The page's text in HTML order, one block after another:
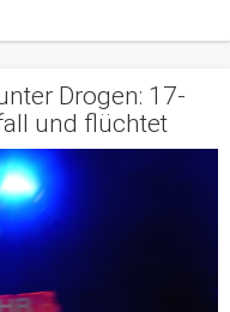
Drogen: 17-
und flüchtet